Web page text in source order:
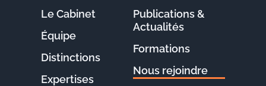
Le Cabinet
Équipe
Distinctions
Expertises
Publications &
Actualités
Formations
Nous rejoindre